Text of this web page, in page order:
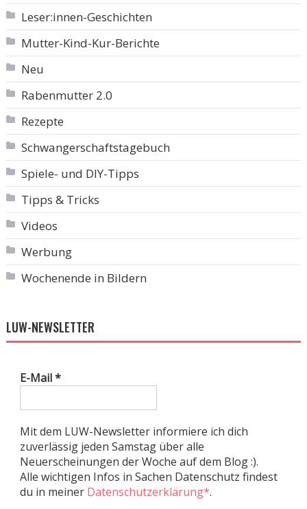
Leser:innen-Geschichten
Mutter-Kind-Kur-Berichte
Neu
Rabenmutter 2.0
Rezepte
Schwangerschaftstagebuch
Spiele- und DIY-Tipps
Tipps & Tricks
Videos
Werbung
Wochenende in Bildern
LUW-NEWSLETTER
E-Mail*
Mit dem LUW-Newsletter informiere ich dich
zuverlässig jeden Samstag über alle
Neuerscheinungen der Woche auf dem Blog :).
Alle wichtigen Infos in Sachen Datenschutz findest
du in meiner Datenschutzerklärung*.